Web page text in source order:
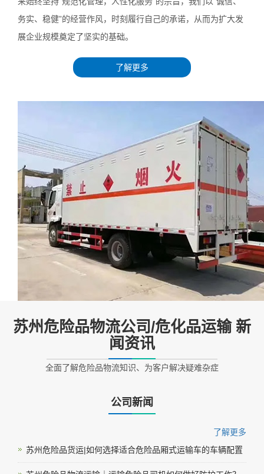
务实、稳健”的经营作风，时刻履行自己的承诺，从而为扩大发
展企业规模奠定了坚实的基础。
了解更多
苏州危险品物流公司/危化品运输 新
闻资讯
全面了解危险品物流知识、为客户解决疑难杂症
公司新闻
了解更多
苏州危险品货运|如何选择适合危险品厢式运输车的车辆配置